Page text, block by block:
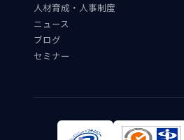
人材育成・人事制度
ニュース
ブログ
セミナー